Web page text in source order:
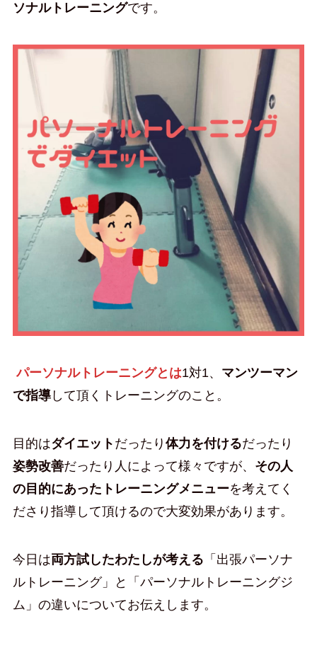
ソナルトレーニングです。
パーソナルトレーニングとは1対1、 マンツーマン
で指導して頂くトレーニングのこと。
目的はダイエット だったり 体力を付けるだったり
姿勢改善だったり人によって様々ですが、 その人
の目的にあったトレーニングメニューを考えてく
ださり指導して頂けるので大変効果があります。
今日は両方試したわたしが考える 「出張パーソナ
ルトレーニング」と「パーソナルトレーニングジ
ム」の違いについてお伝えします。